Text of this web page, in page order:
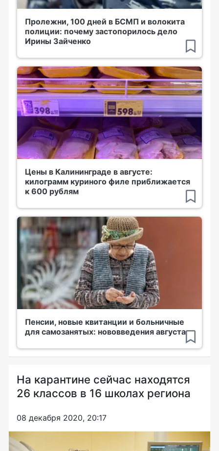
Пролежни, 100 дней в БСМП и волокита
полиции: почему застопорилось дело
Ирины Зайченко
Цены в Калининграде в августе:
килограмм куриного филе приближается
к 600 рублям
Пенсии, новые квитанции и больничные
для самозанятых: нововведения августа
На карантине сейчас находятся
26 классов в 16 школах региона
08 декабря 2020, 20:17